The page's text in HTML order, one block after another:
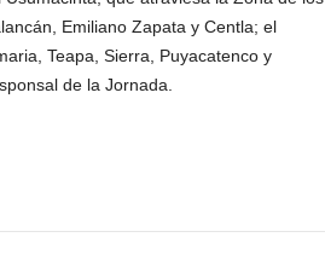
Emiliano Zapata y Centla; el
Teapa, Sierra, Puyacatenco y
de la Jornada.